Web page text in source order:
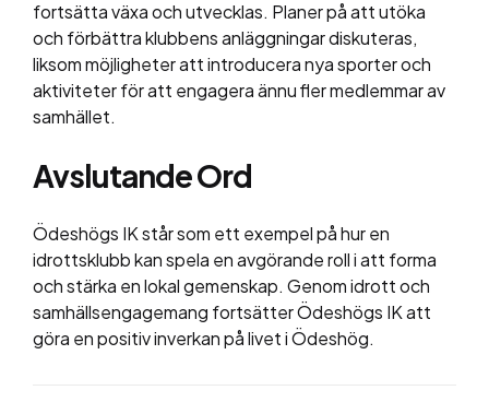
fortsätta växa och utvecklas. Planer på att utöka
och förbättra klubbens anläggningar diskuteras,
liksom möjligheter att introducera nya sporter och
aktiviteter för att engagera ännu fler medlemmar av
samhället.
Avslutande Ord
Ödeshögs IK står som ett exempel på hur en
idrottsklubb kan spela en avgörande roll i att forma
och stärka en lokal gemenskap. Genom idrott och
samhällsengagemang fortsätter Ödeshögs IK att
göra en positiv inverkan på livet i Ödeshög.